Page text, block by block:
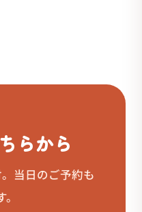
らから
当日のご予約も